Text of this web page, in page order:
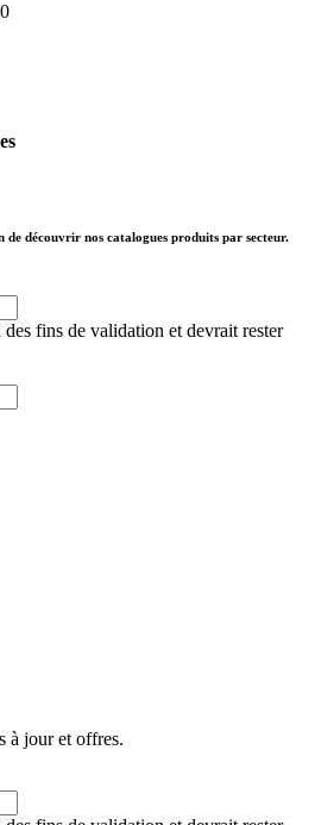
de découvrir nos catalogues produits par secteur.
des fins de validation et devrait rester
à jour et offres.